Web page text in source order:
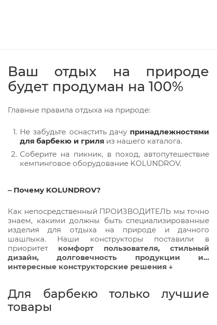
Ваш отдых на природе
будет продуман на 100%
Главные правила отдыха на природе:
Не забудьте оснастить дачу принадлежностями
для барбекю и гриля из нашего каталога.
Соберите на пикник, в поход, автопутешествие
кемпинговое оборудование KOLUNDROV.
‒ Почему KOLUNDROV?
Как непосредственный ПРОИЗВОДИТЕЛЬ мы точно
знаем, какими должны быть специализированные
изделия для отдыха на природе и дачного
шашлыка. Наши конструкторы поставили в
приоритет комфорт пользователя, стильный
дизайн, долговечность продукции и…
интересные конструкторские решения ↓
Для барбекю только лучшие
товары